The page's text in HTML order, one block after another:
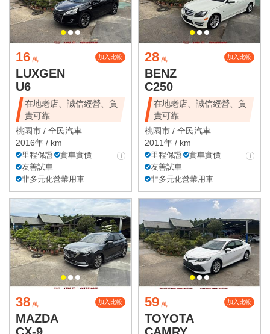
16 萬 加入比較
LUXGEN
U6
在地老店、誠信經營、負
責可靠
桃園市 / 全民汽車
2016年 / km
里程保證
實車實價
友善試車
非多元化營業用車
28 萬 加入比較
BENZ
C250
在地老店、誠信經營、負
責可靠
桃園市 / 全民汽車
2011年 / km
里程保證
實車實價
友善試車
非多元化營業用車
38 萬 加入比較
MAZDA
CX-9
59 萬 加入比較
TOYOTA
CAMRY